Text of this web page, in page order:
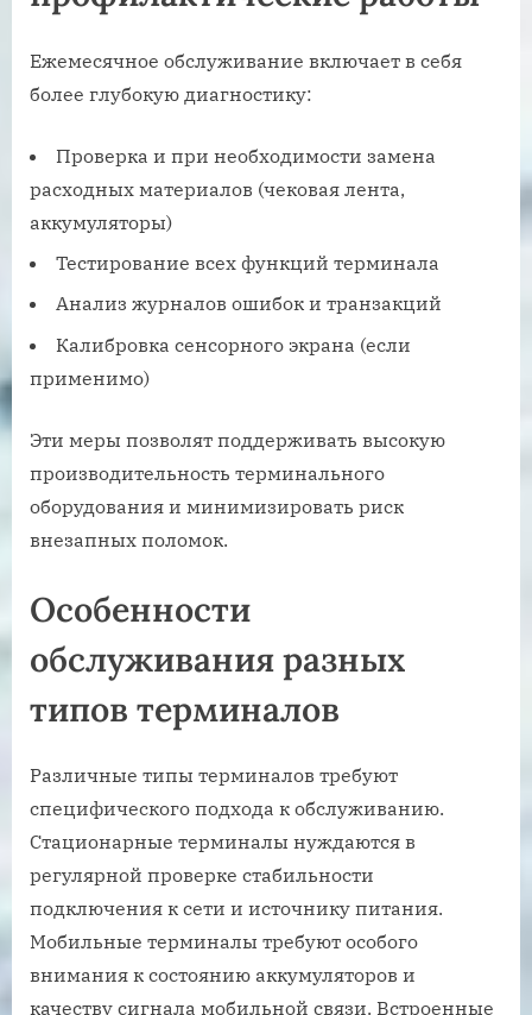
Ежемесячное обслуживание включает в себя
более глубокую диагностику:
Проверка и при необходимости замена
расходных материалов (чековая лента,
аккумуляторы)
Тестирование всех функций терминала
Анализ журналов ошибок и транзакций
Калибровка сенсорного экрана (если
применимо)
Эти меры позволят поддерживать высокую
производительность терминального
оборудования и минимизировать риск
внезапных поломок.
Особенности
обслуживания разных
типов терминалов
Различные типы терминалов требуют
специфического подхода к обслуживанию.
Стационарные терминалы нуждаются в
регулярной проверке стабильности
подключения к сети и источнику питания.
Мобильные терминалы требуют особого
внимания к состоянию аккумуляторов и
качеству сигнала мобильной связи. Встроенные